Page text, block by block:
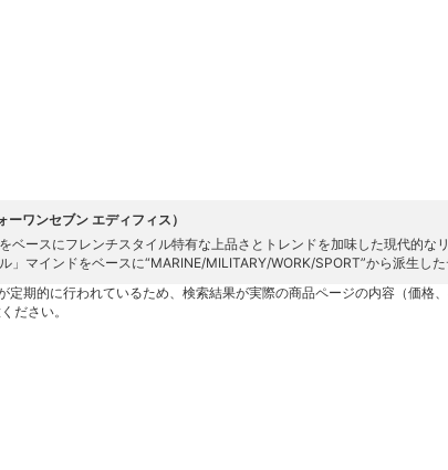
ーワンセブン エディフィス）
ベースにフレンチスタイル特有な上品さとトレンドを加味した現代的な
」マインドをベースに“MARINE/MILITARY/WORK/SPORT”から派生した
定期的に行われているため、検索結果が実際の商品ページの内容（価格
ださい。